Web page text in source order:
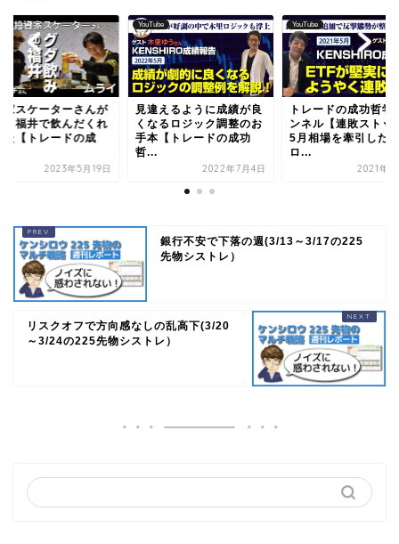
家スケーターさんが
！福井で飲んだくれ
た【トレードの成
2023年5月19日
YouTube
見違えるように成績が良
くなるロジック調整のお
手本【トレードの成功
哲...
2022年7月4日
YouTube
トレードの成功哲学
ンネル【連敗ストッ
5月相場を牽引した
ロ...
2021年7
銀行不安で下落の週(3/13～3/17の225
先物シストレ）
リスクオフで方向感なしの乱高下(3/20
～3/24の225先物シストレ）